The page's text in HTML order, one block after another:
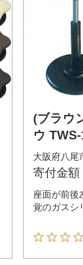
(ブラウ
ウ
スツー
(H200)
大阪府八尾
寄付金額
座面が前後
覚のガスシ